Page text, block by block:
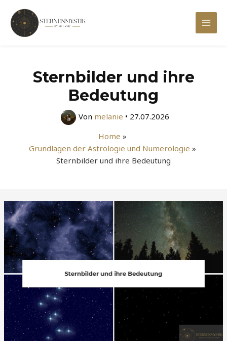
Inhalt
springen
Main
Sternbilder und ihre
Bedeutung
Von melanie • 27.07.2026
Home
Grundlagen der Astrologie und Numerologie
Sternbilder und ihre Bedeutung